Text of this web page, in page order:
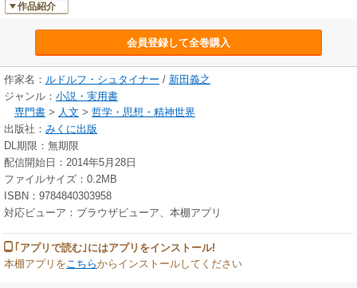
作品紹介
会員登録して全巻購入
作家名： ルドルフ・シュタイナー / 新田義之
ジャンル： 小説・実用書
専門書 > 人文 > 哲学・思想・精神世界
出版社： みくに出版
DL期限：無期限
配信開始日：2014年5月28日
ファイルサイズ：0.2MB
ISBN：9784840303958
対応ビューア：ブラウザビューア、本棚アプリ
｢アプリで読む｣にはアプリをインストール!
本棚アプリを こちらからインストールしてください